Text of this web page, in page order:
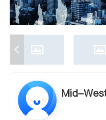
Mid-